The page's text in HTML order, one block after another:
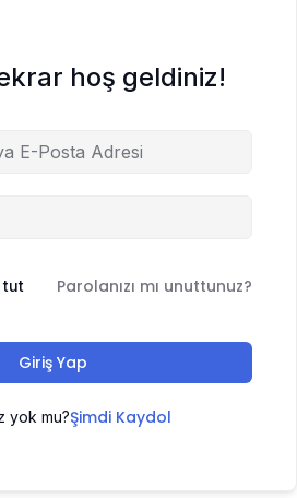
hoş geldiniz!
tut Parolanızı mı unuttunuz?
Giriş Yap
yok mu?Şimdi Kaydol